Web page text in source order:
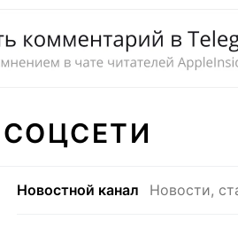
Новостной канал Новости,